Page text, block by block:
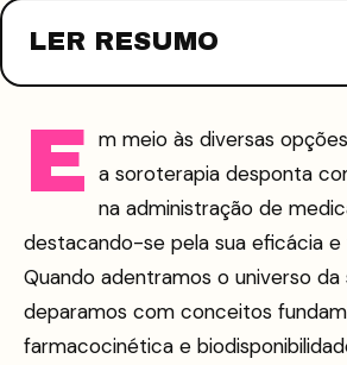
LER RESUMO
E m meio às diversas
a soroterapia desponta
na administração de
destacando-se pela sua eficácia e
Quando adentramos o universo
deparamos com conceitos
farmacocinética e